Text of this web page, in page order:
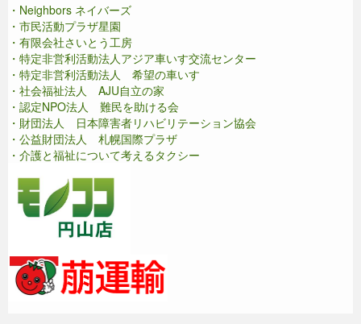
・Neighbors ネイバーズ
・市民活動プラザ星園
・有限会社さいとう工房
・特定非営利活動法人アジア車いす交流センター
・特定非営利活動法人 希望の車いす
・社会福祉法人 AJU自立の家
・認定NPO法人 難民を助ける会
・財団法人 日本障害者リハビリテーション協会
・公益財団法人 札幌国際プラザ
・介護と福祉について考えるタクシー